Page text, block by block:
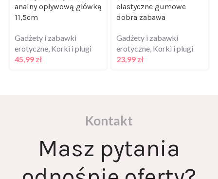
11,5cm
erotyczne ,Korki i plugi
45,99zł
dobra zabawa
erotyczne ,Korki i plugi
23,99zł
Masz pytania
odnośnie oferty?